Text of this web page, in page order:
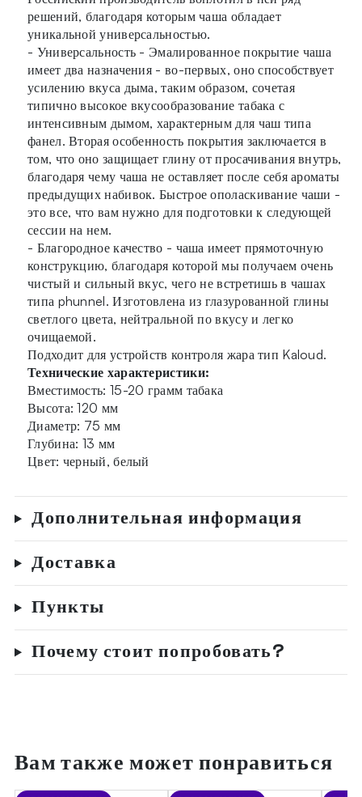
решений, благодаря которым чаша обладает
уникальной универсальностью.
- Универсальность - Эмалированное покрытие чаша
имеет два назначения - во-первых, оно способствует
усилению вкуса дыма, таким образом, сочетая
типично высокое вкусообразование табака с
интенсивным дымом, характерным для чаш типа
фанел. Вторая особенность покрытия заключается в
том, что оно защищает глину от просачивания внутрь,
благодаря чему чаша не оставляет после себя ароматы
предыдущих набивок. Быстрое ополаскивание чаши -
это все, что вам нужно для подготовки к следующей
сессии на нем.
- Благородное качество - чаша имеет прямоточную
конструкцию, благодаря которой мы получаем очень
чистый и сильный вкус, чего не встретишь в чашах
типа phunnel. Изготовлена из глазурованной глины
светлого цвета, нейтральной по вкусу и легко
очищаемой.
Подходит для устройств контроля жара тип Kaloud.
Технические характеристики:
Вместимость: 15-20 грамм табака
Высота: 120 мм
Диаметр: 75 мм
Глубина: 13 мм
Цвет: черный, белый
Дополнительная информация
Доставка
Пункты
Почему стоит попробовать?
Вам также может понравиться